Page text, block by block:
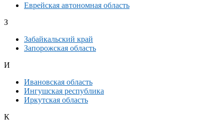
Еврейская автономная область
З
Забайкальский край
Запорожская область
И
Ивановская область
Ингушская республика
Иркутская область
К